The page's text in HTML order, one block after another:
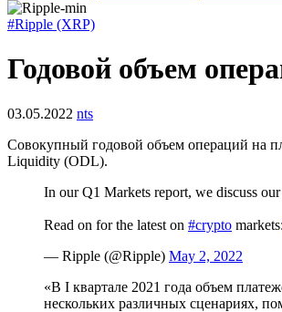
#Ripple (XRP)
Годовой объем
03.05.2022 nts
Совокупный годовой объем операций на
Liquidity (ODL).
In our Q1 Markets report, we discuss
Read on for the latest on #crypto markets:
— Ripple (@Ripple) May 2, 2022
«В I квартале 2021 года объем
нескольких различных сценариях,